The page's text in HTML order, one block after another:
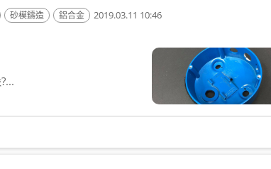
砂模鑄造 鋁合金
2019.03.11 10:46